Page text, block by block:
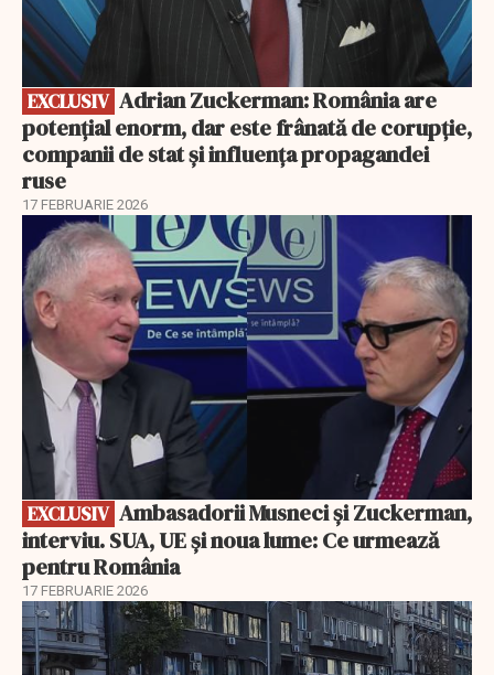
EXCLUSIV
potențial enorm, dar este frânată de corupție,
companii de stat și influența propagandei
ruse
17 FEBRUARIE 2026
EXCLUSIV
EXCLUSIV
interviu. SUA, UE și noua lume: Ce urmează
pentru România
17 FEBRUARIE 2026